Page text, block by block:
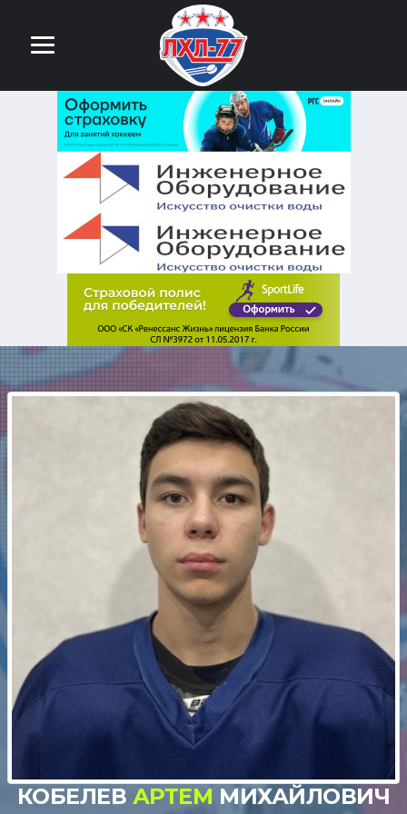
КОБЕЛЕВ АРТЕМ МИХАЙЛОВИЧ